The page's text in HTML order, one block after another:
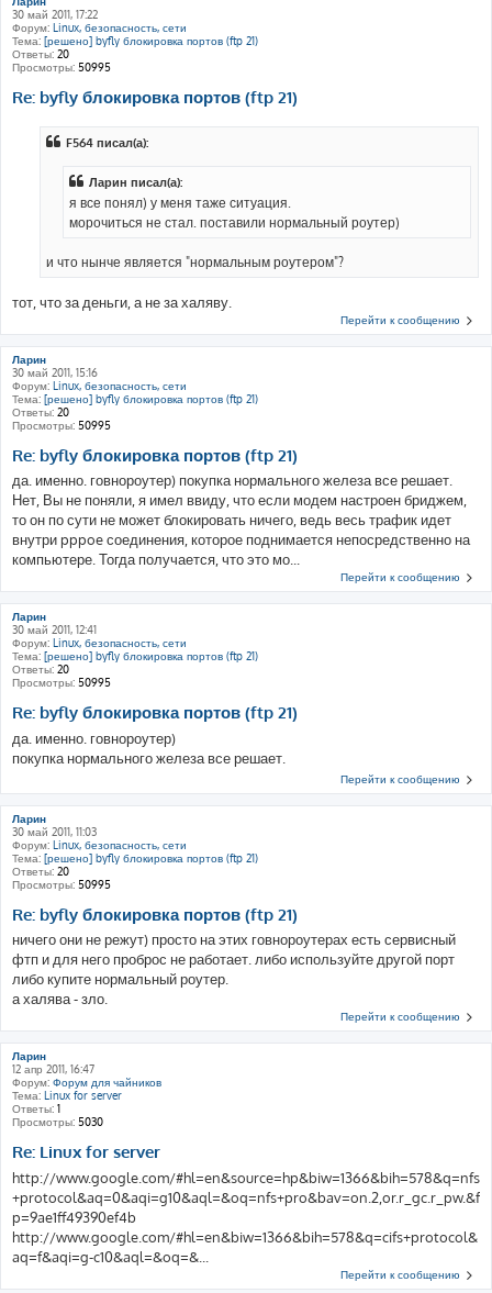
30 май 2011, 17:22
Форум: Linux, безопасность, сети
Тема: [решено] byfly блокировка портов (ftp 21)
Ответы: 20
Просмотры: 50995
Re: byfly блокировка портов (ftp 21)
F564 писал(а):
Ларин писал(а):
я все понял) у меня таже ситуация.
морочиться не стал. поставили нормальный роутер)
и что нынче является "нормальным роутером"?
тот, что за деньги, а не за халяву.
Перейти к сообщению
Ларин
30 май 2011, 15:16
Форум: Linux, безопасность, сети
Тема: [решено] byfly блокировка портов (ftp 21)
Ответы: 20
Просмотры: 50995
Re: byfly блокировка портов (ftp 21)
да. именно. говнороутер) покупка нормального железа все решает.
Нет, Вы не поняли, я имел ввиду, что если модем настроен бриджем,
то он по сути не может блокировать ничего, ведь весь трафик идет
внутри pppoe соединения, которое поднимается непосредственно на
компьютере. Тогда получается, что это мо...
Перейти к сообщению
Ларин
30 май 2011, 12:41
Форум: Linux, безопасность, сети
Тема: [решено] byfly блокировка портов (ftp 21)
Ответы: 20
Просмотры: 50995
Re: byfly блокировка портов (ftp 21)
да. именно. говнороутер)
покупка нормального железа все решает.
Перейти к сообщению
Ларин
30 май 2011, 11:03
Форум: Linux, безопасность, сети
Тема: [решено] byfly блокировка портов (ftp 21)
Ответы: 20
Просмотры: 50995
Re: byfly блокировка портов (ftp 21)
ничего они не режут) просто на этих говнороутерах есть сервисный
фтп и для него проброс не работает. либо используйте другой порт
либо купите нормальный роутер.
а халява - зло.
Перейти к сообщению
Ларин
12 апр 2011, 16:47
Форум: Форум для чайников
Тема: Linux for server
Ответы: 1
Просмотры: 5030
Re: Linux for server
http://www.google.com/#hl=en&source=hp&biw=1366&bih=578&q=nfs
+protocol&aq=0&aqi=g10&aql=&oq=nfs+pro&bav=on.2,or.r_gc.r_pw.&f
p=9ae1ff49390ef4b
http://www.google.com/#hl=en&biw=1366&bih=578&q=cifs+protocol&
aq=f&aqi=g-c10&aql=&oq=&...
Перейти к сообщению